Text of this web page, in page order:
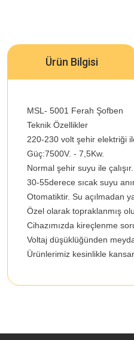
Ürün Bilgisi
MSL- 5001 Ferah Şofben
Teknik Özellikler
220-230 volt şehir elektriği
Güç:7500V. - 7,5Kw.
Normal şehir suyu ile çalışır.
30-55derece sıcak suyu
Otomatiktir. Su açılmadan
Özel olarak topraklanmış
Cihazımızda kireçlenme
Voltaj düşüklüğünden
Ürünlerimiz kesinlikle